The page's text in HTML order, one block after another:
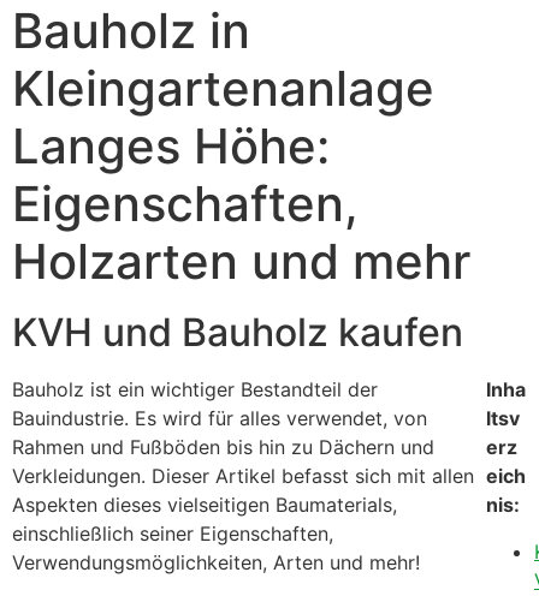
Bauholz in
Kleingartenanlage
Langes Höhe:
Eigenschaften,
Holzarten und mehr
KVH und Bauholz kaufen
Bauholz ist ein wichtiger Bestandteil der
Bauindustrie. Es wird für alles verwendet, von
Rahmen und Fußböden bis hin zu Dächern und
Verkleidungen. Dieser Artikel befasst sich mit allen
Aspekten dieses vielseitigen Baumaterials,
einschließlich seiner Eigenschaften,
Verwendungsmöglichkeiten, Arten und mehr!
Inha
ltsv
erz
eich
nis: